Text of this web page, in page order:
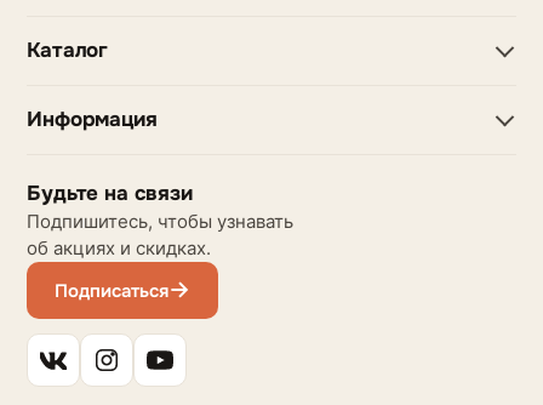
Каталог
Информация
Будьте на связи
Подпишитесь, чтобы узнавать
об акциях и скидках.
Подписаться